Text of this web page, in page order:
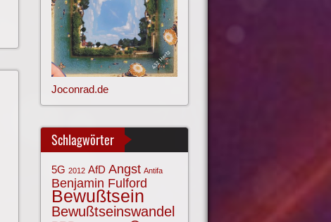
Joconrad.de
Schlagwörter
5G 2012 AfD Angst Antifa
Benjamin Fulford
Bewußtsein
Bewußtseinswandel